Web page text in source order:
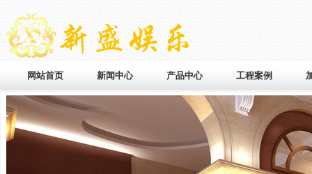
网站首页 新闻中心 产品中心 工程案例